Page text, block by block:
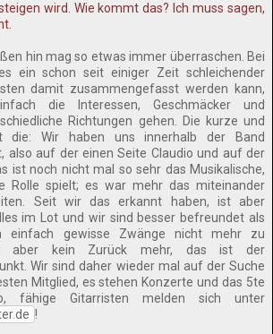
wird. Wie kommt das? Ich muss sagen,
hin mag so etwas immer überraschen. Bei
ein schon seit einiger Zeit schleichender
damit zusammengefasst werden kann,
die Interessen, Geschmäcker und
Richtungen gehen. Die kurze und
die: Wir haben uns innerhalb der Band
also auf der einen Seite Claudio und auf der
ist noch nicht mal so sehr das Musikalische,
Rolle spielt; es war mehr das miteinander
Seit wir das erkannt haben, ist aber
im Lot und wir sind besser befreundet als
einfach gewisse Zwänge nicht mehr zu
aber kein Zurück mehr, das ist der
Wir sind daher wieder mal auf der Suche
Mitglied, es stehen Konzerte und das 5te
fähige Gitarristen melden sich unter
!